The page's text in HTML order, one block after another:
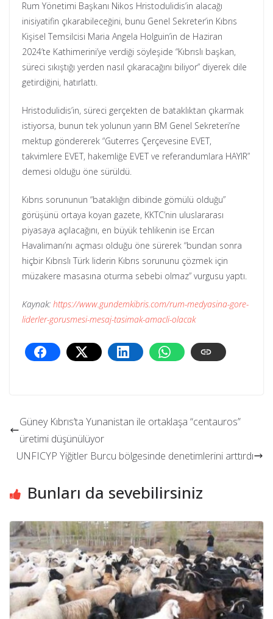
Rum Yönetimi Başkanı Nikos Hristodulidis’in alacağı
inisiyatifin çıkarabileceğini, bunu Genel Sekreter’in Kıbrıs
Kişisel Temsilcisi Maria Angela Holguin’in de Haziran
2024’te Kathimerini’ye verdiği söyleşide “Kıbrıslı başkan,
süreci sıkıştığı yerden nasıl çıkaracağını biliyor” diyerek dile
getirdiğini, hatırlattı.
Hristodulidis’in, süreci gerçekten de bataklıktan çıkarmak
istiyorsa, bunun tek yolunun yarın BM Genel Sekreteri’ne
mektup göndererek “Guterres Çerçevesine EVET,
takvimlere EVET, hakemliğe EVET ve referandumlara HAYIR”
demesi olduğu öne sürüldü.
Kıbrıs sorununun “bataklığın dibinde gömülü olduğu”
görüşünü ortaya koyan gazete, KKTC’nin uluslararası
piyasaya açılacağını, en büyük tehlikenin ise Ercan
Havalimanı’nı açması olduğu öne sürerek “bundan sonra
hiçbir Kıbrıslı Türk liderin Kıbrıs sorununu çözmek için
müzakere masasına oturma sebebi olmaz” vurgusu yaptı.
Kaynak: https://www.gundemkibris.com/rum-medyasina-gore-
liderler-gorusmesi-mesaj-tasimak-amacli-olacak
Güney Kıbrıs’ta Yunanistan ile ortaklaşa “centauros”
üretimi düşünülüyor
UNFICYP Yiğitler Burcu bölgesinde denetimlerini arttırdı
Bunları da sevebilirsiniz